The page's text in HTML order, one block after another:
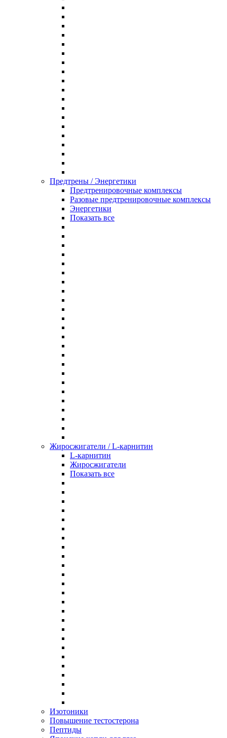
Предтрены / Энергетики
Предтренировочные комплексы
Разовые предтренировочные комплексы
Энергетики
Показать все
Жиросжигатели / L-карнитин
L-карнитин
Жиросжигатели
Показать все
Изотоники
Повышение тестостерона
Пептиды